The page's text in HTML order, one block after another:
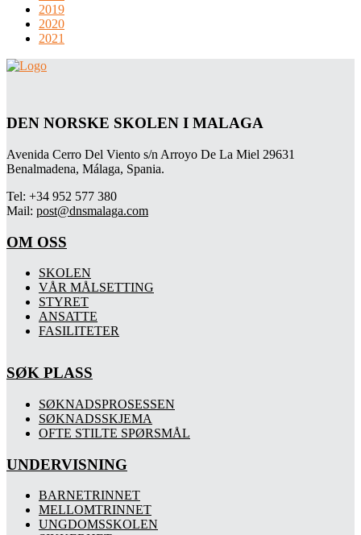
2019
2020
2021
DEN NORSKE SKOLEN I MALAGA
Avenida Cerro Del Viento s/n Arroyo De La Miel 29631
Benalmadena, Málaga, Spania.
Tel: +34 952 577 380
Mail: post@dnsmalaga.com
OM OSS
SKOLEN
VÅR MÅLSETTING
STYRET
ANSATTE
FASILITETER
SØK PLASS
SØKNADSPROSESSEN
SØKNADSSKJEMA
OFTE STILTE SPØRSMÅL
UNDERVISNING
BARNETRINNET
MELLOMTRINNET
UNGDOMSSKOLEN